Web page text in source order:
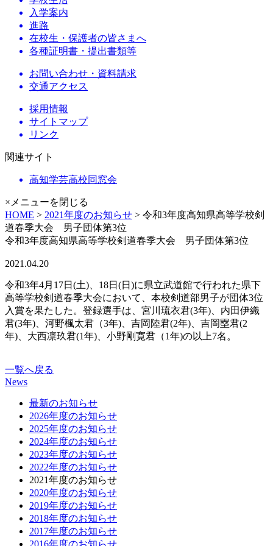
入学案内
進路
在校生・保護者の皆さまへ
各種証明書・提出書類等
お問い合わせ・資料請求
交通アクセス
採用情報
サイトマップ
リンク
関連サイト
高知学芸高校同窓会
×メニューを閉じる
HOME > 2021年度のお知らせ > 令和3年度高知県高等学校剣
道春季大会 男子団体第3位
令和3年度高知県高等学校剣道春季大会 男子団体第3位
2021.04.20
令和3年4月17日(土)、18日(日)に県立武道館で行われた県下
高等学校剣道春季大会において、本校剣道部男子が団体3位
入賞を果たした。登録選手は、宮川琉衣君(3年)、内田伊織
君(3年)、河野楓太君（3年)、吉岡陸君(2年)、吉岡塁君(2
年)、大西凛玖君(1年)、小野剛寛君（1年)の以上7名。
一覧へ戻る
News
最新のお知らせ
2026年度のお知らせ
2025年度のお知らせ
2024年度のお知らせ
2023年度のお知らせ
2022年度のお知らせ
2021年度のお知らせ
2020年度のお知らせ
2019年度のお知らせ
2018年度のお知らせ
2017年度のお知らせ
2016年度のお知らせ